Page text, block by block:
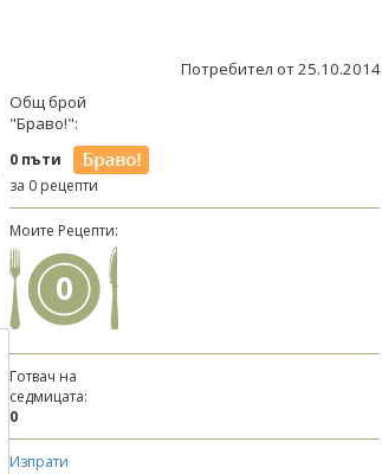
Потребител от 25.10.2014
Общ брой
"Браво!":
0 пъти
за 0 рецепти
Моите Рецепти:
0
Готвач на
седмицата:
0
Изпрати